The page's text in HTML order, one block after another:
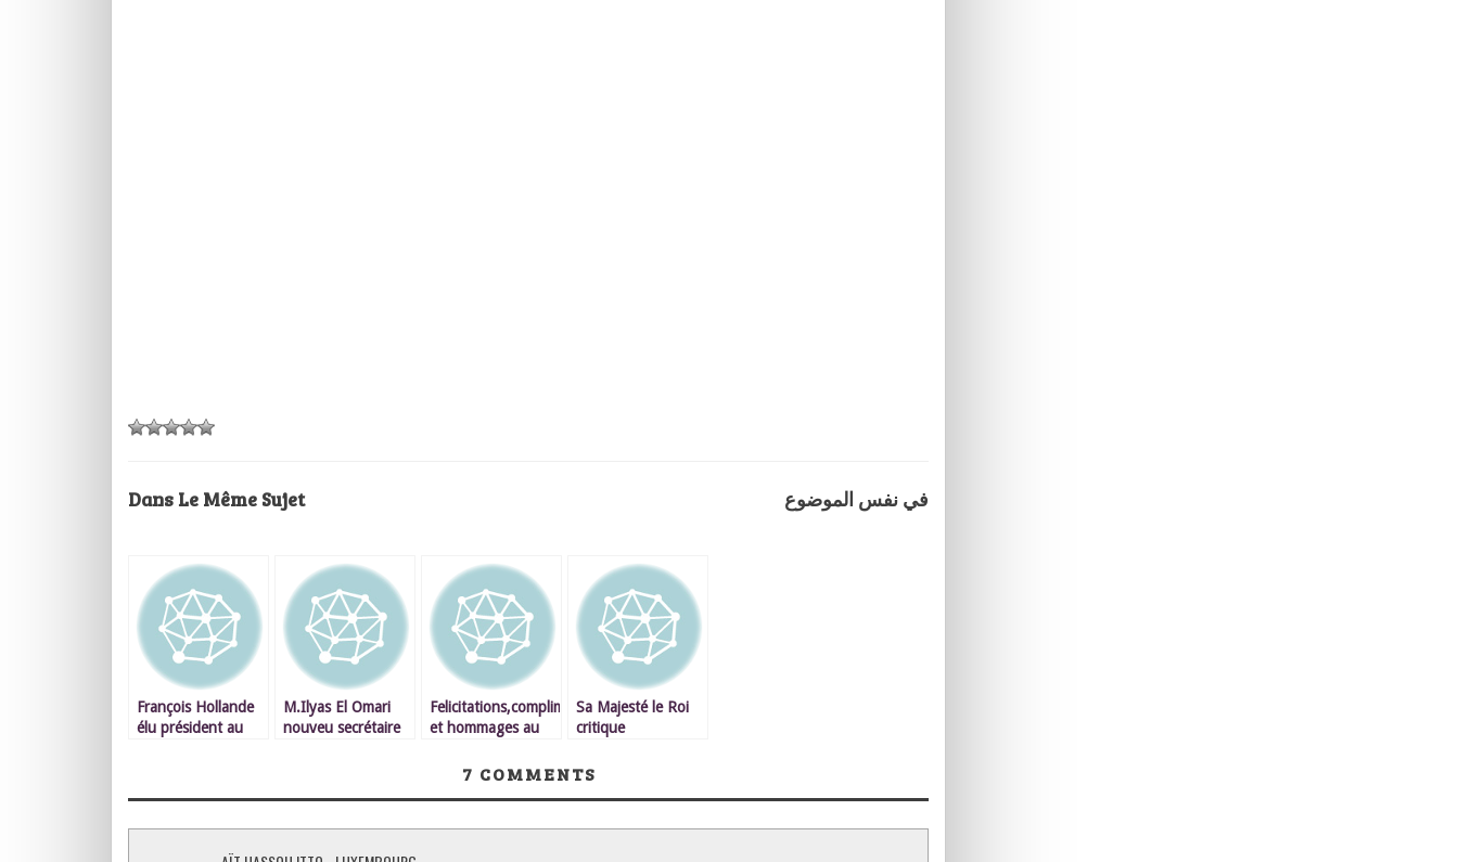
Dans Le Même Sujet في نفس الموضوع
François Hollande
élu président au
M.Ilyas El Omari
nouveu secrétaire
Felicitations,compliments
et hommages au
Sa Majesté le Roi
critique
lui ordonne de
aspirations des
7 COMMENTS